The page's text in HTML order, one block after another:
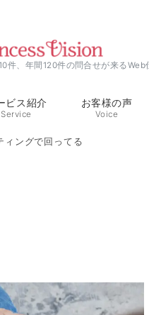
件、年間120件の問合せが来るWeb
ビス紹介
Service
お客様の声
Voice
ィングで回ってる